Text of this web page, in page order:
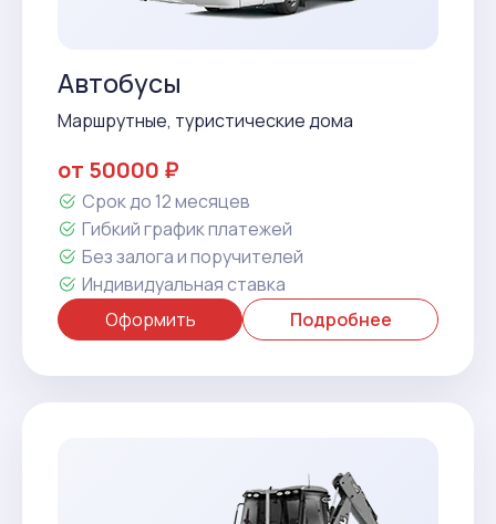
Автобусы
Маршрутные, туристические дома
от 50000 ₽
Срок до 12 месяцев
Гибкий график платежей
Без залога и поручителей
Индивидуальная ставка
Оформить
Подробнее